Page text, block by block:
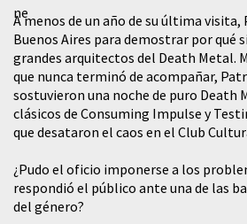
A menos de un año de su última visita,
Buenos Aires para demostrar por qué
grandes arquitectos del Death Metal.
que nunca terminó de acompañar,
sostuvieron una noche de puro Death
clásicos de Consuming Impulse y
que desataron el caos en el Club
¿Pudo el oficio imponerse a los
respondió el público ante una de las
del género?